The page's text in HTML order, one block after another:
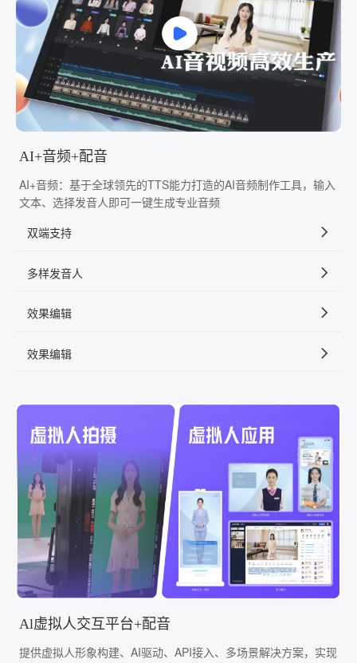
AI+音频+配音
AI+音频：基于全球领先的TTS能力打造的AI音频制作工具，输入
文本、选择发音人即可一键生成专业音频
双端支持
多样发音人
效果编辑
效果编辑
Al虚拟人交互平台+配音
提供虚拟人形象构建、AI驱动、API接入、多场景解决方案，实现